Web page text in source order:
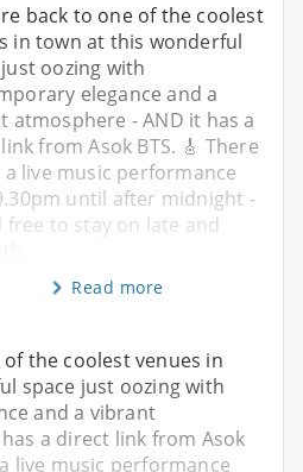
back to one of the coolest
in town at this wonderful
oozing with
elegance and a
atmosphere - AND it has a
from Asok BTS. 🎸 There
a live music performance
until after midnight -
free to stay on late and
Read more
the coolest venues in
space just oozing with
and a vibrant
a direct link from Asok
live music performance